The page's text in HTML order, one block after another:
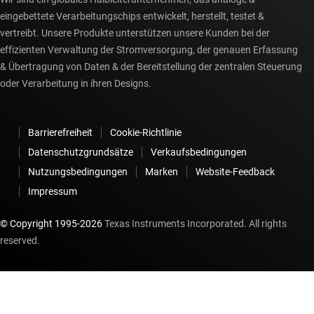
eingebettete Verarbeitungschips entwickelt, herstellt, testet &
vertreibt. Unsere Produkte unterstützen unsere Kunden bei der
effizienten Verwaltung der Stromversorgung, der genauen Erfassung
& Übertragung von Daten & der Bereitstellung der zentralen Steuerung
oder Verarbeitung in ihren Designs.
Barrierefreiheit
Cookie-Richtlinie
Datenschutzgrundsätze
Verkaufsbedingungen
Nutzungsbedingungen
Marken
Website-Feedback
Impressum
© Copyright 1995-2026Texas Instruments Incorporated. All rights
reserved.